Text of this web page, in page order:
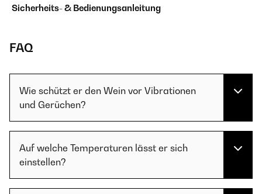
Sicherheits- & Bedienungsanleitung
FAQ
Wie schützt er den Wein vor Vibrationen
und Gerüchen?
Auf welche Temperaturen lässt er sich
einstellen?